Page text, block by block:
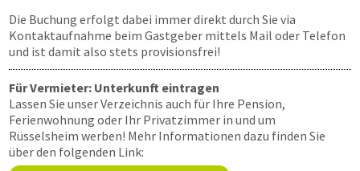
Die Buchung erfolgt dabei immer direkt durch Sie via
Kontaktaufnahme beim Gastgeber mittels Mail oder Telefon
und ist damit also stets provisionsfrei!
Für Vermieter: Unterkunft eintragen
Lassen Sie unser Verzeichnis auch für Ihre Pension,
Ferienwohnung oder Ihr Privatzimmer in und um
Rüsselsheim werben! Mehr Informationen dazu finden Sie
über den folgenden Link: